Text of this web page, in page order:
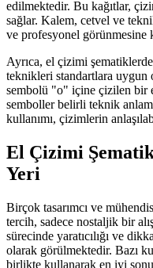
edilmektedir. Bu kağıtlar,
sağlar. Kalem, cetvel ve
ve profesyonel görünmesine
Ayrıca, el çizimi
teknikleri standartlara uygun
sembolü "o" içine çizilen bir
semboller belirli teknik
kullanımı, çizimlerin
El Çizimi
Yeri
Birçok tasarımcı ve
tercih, sadece nostaljik bir
sürecinde yaratıcılığı ve
olarak görülmektedir. Bazı
birlikte kullanarak en iyi